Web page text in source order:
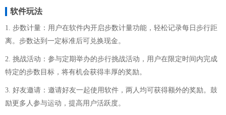
软件玩法
1. 步数计量：用户在软件内开启步数计量功能，轻松记录每日步行距
离。步数达到一定标准后可兑换现金。
2. 挑战活动：参与定期举办的步行挑战活动，用户在限定时间内完成
特定的步数目标，将有机会获得丰厚的奖励。
3. 好友邀请：邀请好友一起使用软件，两人均可获得额外的奖励。鼓
励更多人参与运动，提高用户活跃度。